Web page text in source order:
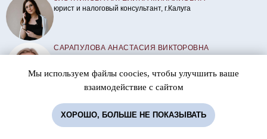
юрист и налоговый консультант, г.Калуга
САРАПУЛОВА АНАСТАСИЯ ВИКТОРОВНА
врач-ревматолог, кандидат медицинских наук, доцент
государственного медицинского университета,
г.Екатеринбург
НИФТУЛЛАЕВ РУСЛАН МАМЕДОВИЧ
Мы используем файлы coocies, чтобы улучшить ваше
взаимодействие с сайтом
ХОРОШО, БОЛЬШЕ НЕ ПОКАЗЫВАТЬ